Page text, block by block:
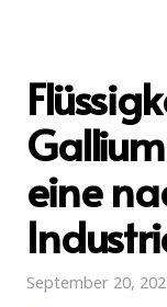
eine
September 20,